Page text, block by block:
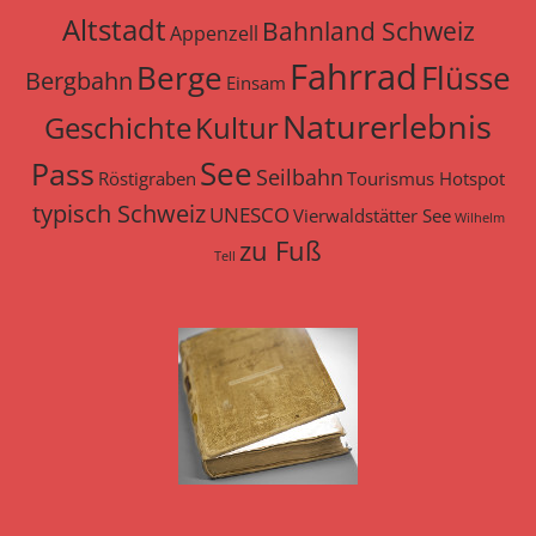
AltstadtAppenzell Bahnland Schweiz
Bergbahn Berge Einsam FahrradFlüsse
GeschichteKulturNaturerlebnis
Pass Röstigraben See Seilbahn Tourismus Hotspot
typisch SchweizUNESCOVierwaldstätter See Wilhelm
Tell zu Fuß